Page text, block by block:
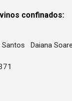
confinados:
SantosDaiana